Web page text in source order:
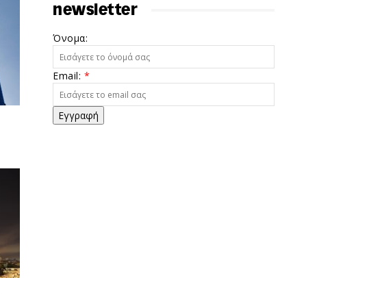
newsletter
Όνομα:
Email: *
Εγγραφή